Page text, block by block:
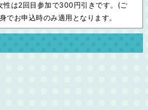
性は2回目参加で300円引きです。(ご
でお申込時のみ適用となります。